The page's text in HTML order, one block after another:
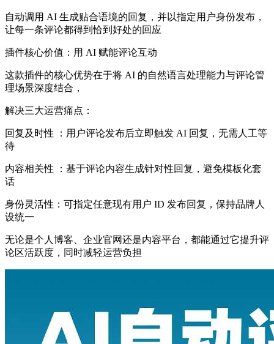
自动调用 AI 生成贴合语境的回复，并以指定用户身份发布，
让每一条评论都得到恰到好处的回应
插件核心价值：用 AI 赋能评论互动
这款插件的核心优势在于将 AI 的自然语言处理能力与评论管
理场景深度结合，
解决三大运营痛点：
回复及时性 ：用户评论发布后立即触发 AI 回复，无需人工等
待
内容相关性 ：基于评论内容生成针对性回复，避免模板化套
话
身份灵活性：可指定任意现有用户 ID 发布回复，保持品牌人
设统一
无论是个人博客、企业官网还是内容平台，都能通过它提升评
论区活跃度，同时减轻运营负担